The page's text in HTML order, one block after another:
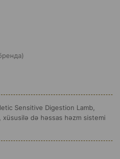
Sensitive Digestion Lamb,
də həssas həzm sistemi